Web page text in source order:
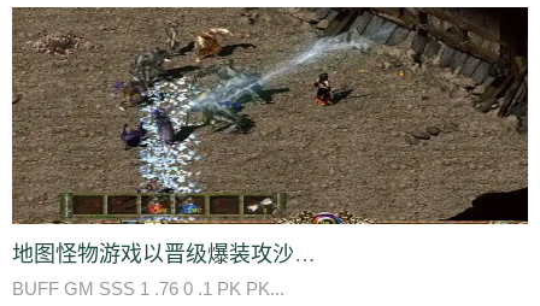
地图怪物游戏以晋级爆装攻沙三大中心玩法为柱石
BUFF GM SSS 1 .76 0 .1 PK PK...